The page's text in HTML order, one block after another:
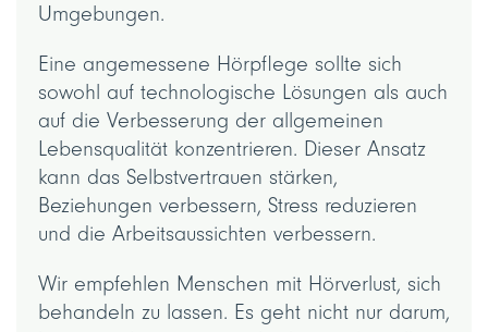
Umgebungen.
Eine angemessene Hörpflege sollte sich
sowohl auf technologische Lösungen als auch
auf die Verbesserung der allgemeinen
Lebensqualität konzentrieren. Dieser Ansatz
kann das Selbstvertrauen stärken,
Beziehungen verbessern, Stress reduzieren
und die Arbeitsaussichten verbessern.
Wir empfehlen Menschen mit Hörverlust, sich
behandeln zu lassen. Es geht nicht nur darum,